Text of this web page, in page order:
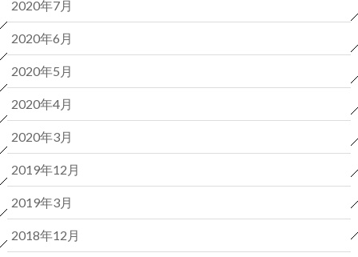
2020年7月
2020年6月
2020年5月
2020年4月
2020年3月
2019年12月
2019年3月
2018年12月